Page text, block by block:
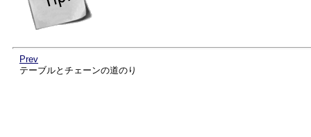
Prev
テーブルとチェーンの道のり